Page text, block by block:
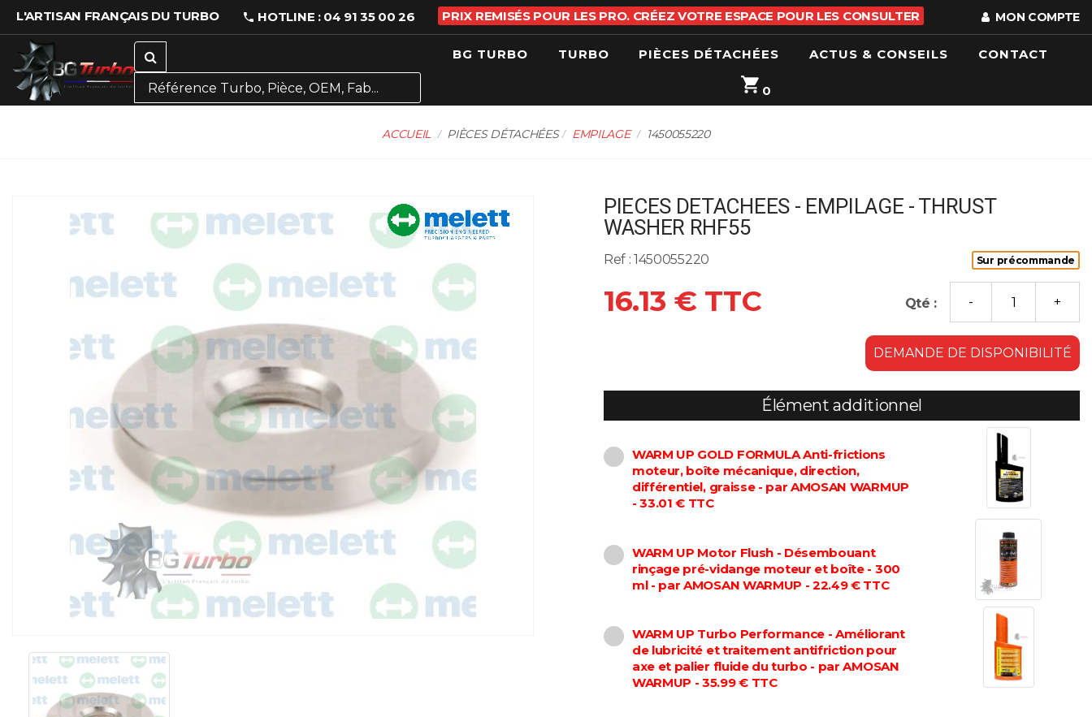
L'ARTISAN FRANÇAIS DU TURBO HOTLINE : 04 91 35 00 26 PRIX REMISÉS POUR LES PRO. CRÉEZ VOTRE ESPACE POUR LES CONSULTER MON COMPTE
BG TURBO TURBO PIÈCES DÉTACHÉES ACTUS & CONSEILS CONTACT
0
ACCUEIL PIÈCES DÉTACHÉES EMPILAGE 1450055220
PIECES DETACHEES - EMPILAGE - THRUST
WASHER RHF55
Ref : 1450055220 Sur précommande
16.13 € TTC Qté :
DEMANDE DE DISPONIBILITÉ
Élément additionnel
WARM UP GOLD FORMULA Anti-frictions
moteur, boîte mécanique, direction,
différentiel, graisse - par AMOSAN WARMUP
- 33.01 € TTC
WARM UP Motor Flush - Désembouant
rinçage pré-vidange moteur et boîte - 300
ml - par AMOSAN WARMUP - 22.49 € TTC
WARM UP Turbo Performance - Améliorant
de lubricité et traitement antifriction pour
axe et palier fluide du turbo - par AMOSAN
WARMUP - 35.99 € TTC